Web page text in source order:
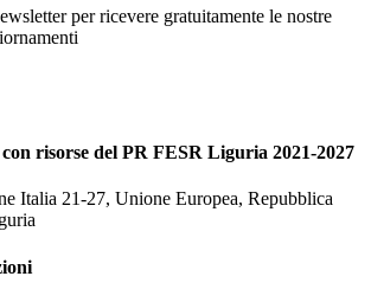
per ricevere gratuitamente le nostre
risorse del PR FESR Liguria 2021-2027